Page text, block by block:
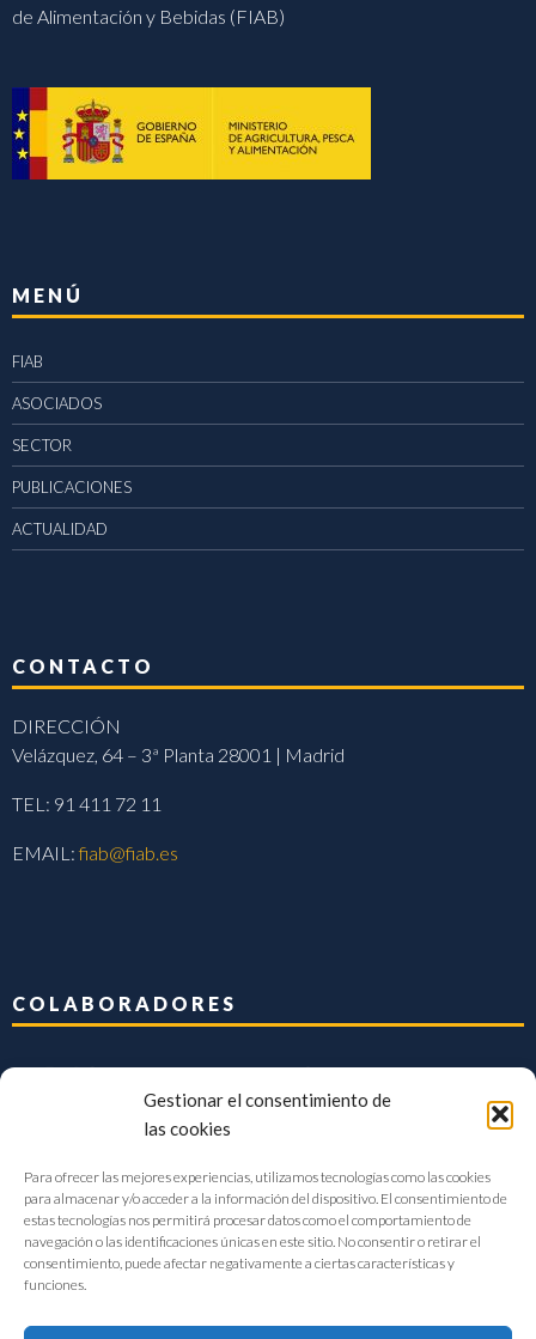
Gestionar el consentimiento de
las cookies
Para ofrecer las mejores experiencias, utilizamos tecnologías como las cookies
para almacenar y/o acceder a la información del dispositivo. El consentimiento de
estas tecnologías nos permitirá procesar datos como el comportamiento de
navegación o las identificaciones únicas en este sitio. No consentir o retirar el
consentimiento, puede afectar negativamente a ciertas características y
funciones.
de Alimentación y Bebidas (FIAB)
MENÚ
FIAB
ASOCIADOS
SECTOR
PUBLICACIONES
ACTUALIDAD
CONTACTO
DIRECCIÓN
Velázquez, 64 – 3ª Planta 28001 | Madrid
TEL: 91 411 72 11
EMAIL:fiab@fiab.es
COLABORADORES